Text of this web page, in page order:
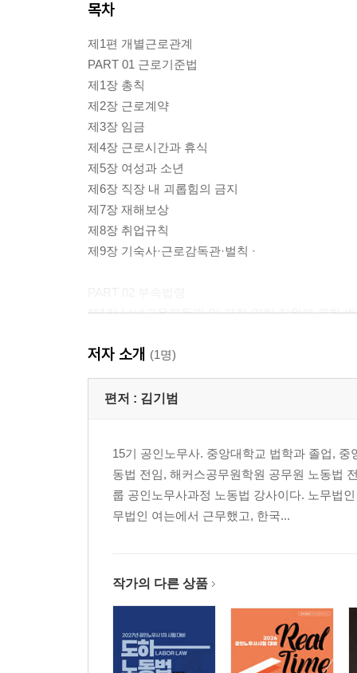
목차
제1편 개별근로관계
PART 01 근로기준법
제1장 총칙
제2장 근로계약
제3장 임금
제4장 근로시간과 휴식
제5장 여성과 소년
제6장 직장 내 괴롭힘의 금지
제7장 재해보상
제8장 취업규칙
제9장 기숙사·근로감독관·벌칙 ·
제1장 남녀고용평등과 일·가정 양립 지원에 관한
제3장 근로자퇴직급여보장법
제4장 임금채권보장법
제5장 기간제 및 단시간근로자 보호 등에 관한 법률
제8장 직업안정법
제9장 근로복지기본법
제10장 외국인근로자의 고용 등에 관한 법률
제1장 노동법의 의의
제2장 헌법상 노동기본권
PART 02 노동조합 및 노동관계조정법
제1장 총칙
저자 소개 (1명)
편저 : 김기범
15기 공인노무사. 중앙대학교 법학과 졸업,
동법 전임, 해커스공무원학원 공무원 노동법
룹 공인노무사과정 노동법 강사이다. 노무법
무법인 여는에서 근무했고, 한국...
작가의 다른 상품